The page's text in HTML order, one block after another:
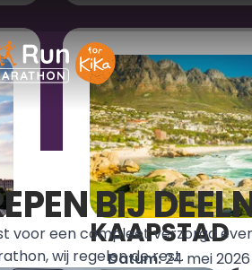
KAAPSTAD
Datum: 24 mei 2026
BIJ
voor een compleet verzorgd
wij regelen de rest.